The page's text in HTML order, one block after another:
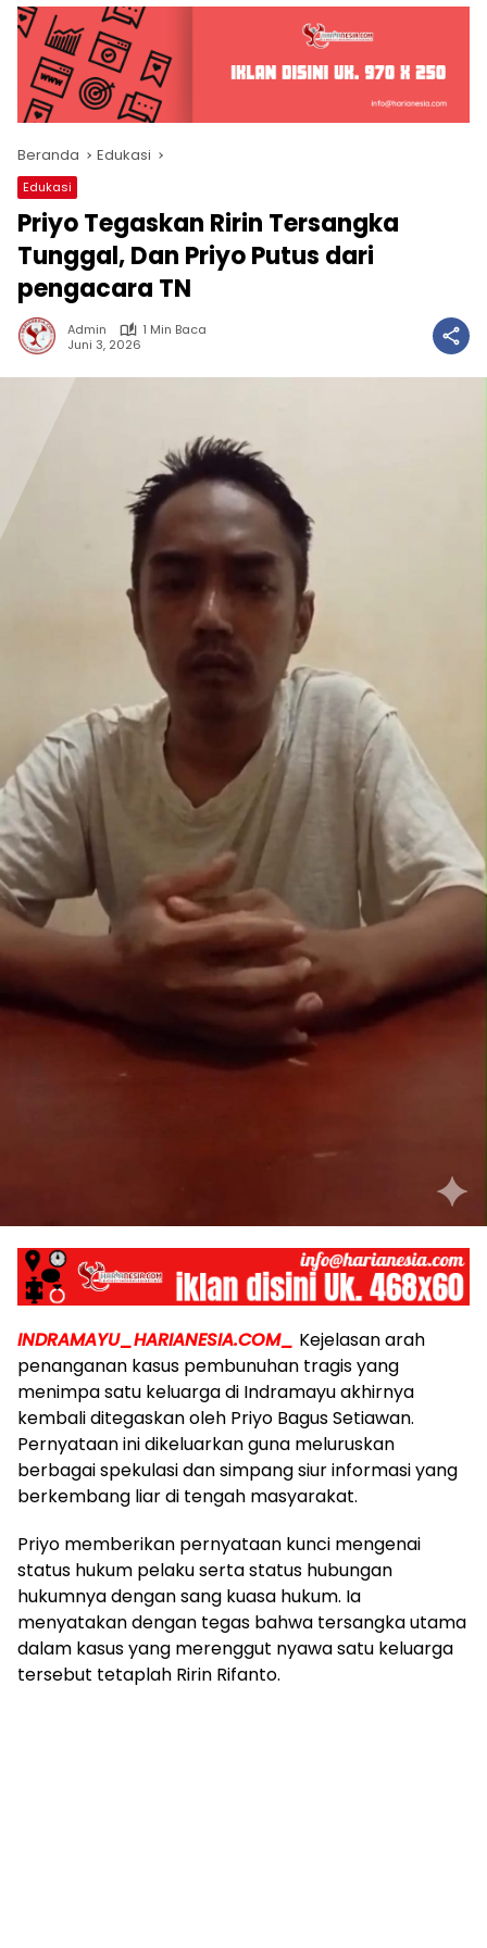
Beranda Edukasi
Edukasi
Priyo Tegaskan Ririn Tersangka
Tunggal, Dan Priyo Putus dari
pengacara TN
Admin
1 Min Baca
Juni 3, 2026
INDRAMAYU_HARIANESIA.COM_ Kejelasan arah
penanganan kasus pembunuhan tragis yang
menimpa satu keluarga di Indramayu akhirnya
kembali ditegaskan oleh Priyo Bagus Setiawan.
Pernyataan ini dikeluarkan guna meluruskan
berbagai spekulasi dan simpang siur informasi yang
berkembang liar di tengah masyarakat.
Priyo memberikan pernyataan kunci mengenai
status hukum pelaku serta status hubungan
hukumnya dengan sang kuasa hukum. Ia
menyatakan dengan tegas bahwa tersangka utama
dalam kasus yang merenggut nyawa satu keluarga
tersebut tetaplah Ririn Rifanto.